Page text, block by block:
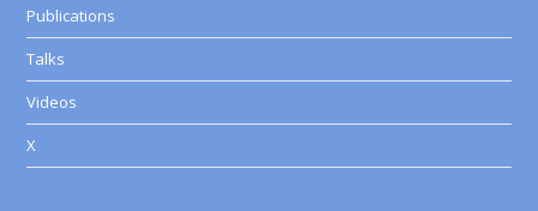
Publications
Talks
Videos
X